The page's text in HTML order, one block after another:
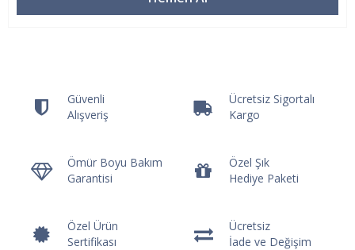
Güvenli
Alışveriş
Ücretsiz Sigortalı
Kargo
Ömür Boyu Bakım
Garantisi
Özel Şık
Hediye Paketi
Özel Ürün
Sertifikası
Ücretsiz
İade ve Değişim